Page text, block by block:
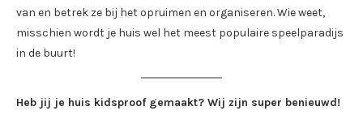
van en betrek ze bij het opruimen en organiseren. Wie weet,
misschien wordt je huis wel het meest populaire speelparadijs
in de buurt!
Heb jij je huis kidsproof gemaakt? Wij zijn super benieuwd!